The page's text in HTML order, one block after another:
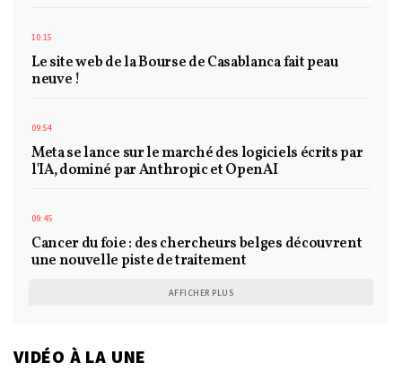
10:15
Le site web de la Bourse de Casablanca fait peau
neuve !
09:54
Meta se lance sur le marché des logiciels écrits par
l'IA, dominé par Anthropic et OpenAI
09:45
Cancer du foie : des chercheurs belges découvrent
une nouvelle piste de traitement
AFFICHER PLUS
VIDÉO À LA UNE